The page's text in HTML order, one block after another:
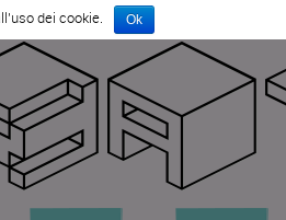
dei cookie. Ok